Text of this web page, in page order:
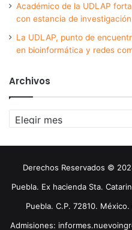
Académico de la UDLAP
con estancia de
La UDLAP, punto de
en bioinformática y redes
Archivos
Archivos
Derechos Reservados ©
Puebla. Ex hacienda Sta.
Puebla. C.P. 72810.
Admisiones: